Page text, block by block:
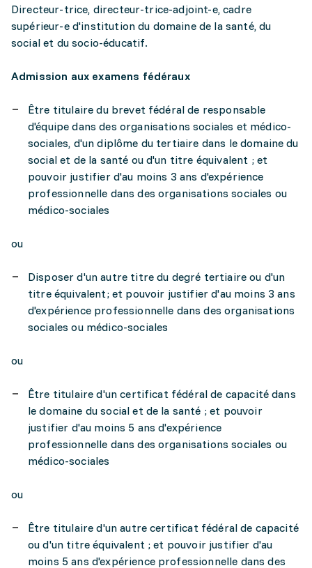
Directeur-trice, directeur-trice-adjoint-e, cadre
supérieur-e d'institution du domaine de la santé, du
social et du socio-éducatif.
Admission aux examens fédéraux
Être titulaire du brevet fédéral de responsable
d'équipe dans des organisations sociales et médico-
sociales, d'un diplôme du tertiaire dans le domaine du
social et de la santé ou d'un titre équivalent ; et
pouvoir justifier d'au moins 3 ans d'expérience
professionnelle dans des organisations sociales ou
médico-sociales
ou
Disposer d'un autre titre du degré tertiaire ou d'un
titre équivalent; et pouvoir justifier d'au moins 3 ans
d'expérience professionnelle dans des organisations
sociales ou médico-sociales
ou
Être titulaire d'un certificat fédéral de capacité dans
le domaine du social et de la santé ; et pouvoir
justifier d'au moins 5 ans d'expérience
professionnelle dans des organisations sociales ou
médico-sociales
ou
Être titulaire d'un autre certificat fédéral de capacité
ou d'un titre équivalent ; et pouvoir justifier d'au
moins 5 ans d'expérience professionnelle dans des